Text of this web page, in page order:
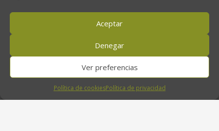
Aceptar
Denegar
Ver preferencias
Política de cookiesPolítica de privacidad
orodeldesierto@orodeldesierto.com